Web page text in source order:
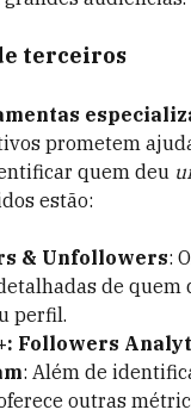
terceiros
prometem
quem deu
estão:
& Unfollowers:
de quem
perfil.
Followers
: Além de
outras